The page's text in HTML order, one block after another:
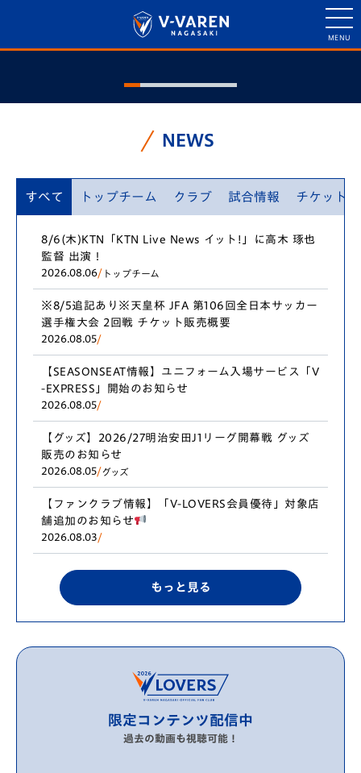
NEWS
すべて トップチーム クラブ 試合情報 チケット
8/6(木)KTN「KTN Live News イット!」に高木 琢也
監督 出演！
2026.08.06/ トップチーム
※8/5追記あり※天皇杯 JFA 第106回全日本サッカー
選手権大会 2回戦 チケット販売概要
2026.08.05/
【SEASONSEAT情報】ユニフォーム入場サービス「V
-EXPRESS」開始のお知らせ
2026.08.05/
【グッズ】2026/27明治安田J1リーグ開幕戦 グッズ
販売のお知らせ
2026.08.05/グッズ
【ファンクラブ情報】「V-LOVERS会員優待」対象店
舗追加のお知らせ
2026.08.03/
もっと見る
限定コンテンツ配信中
過去の動画も視聴可能！